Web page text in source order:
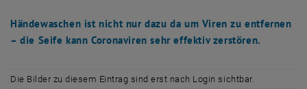
Händewaschen ist nicht nur dazu da um Viren zu entfernen
– die Seife kann Coronaviren sehr effektiv zerstören.
Die Bilder zu diesem Eintrag sind erst nach Login sichtbar.